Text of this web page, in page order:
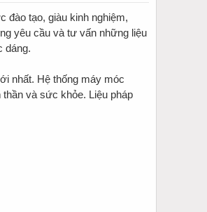
đào tạo, giàu kinh nghiệm,
yêu cầu và tư vấn những liệu
dáng.
nhất. Hệ thống máy móc
và sức khỏe. Liệu pháp